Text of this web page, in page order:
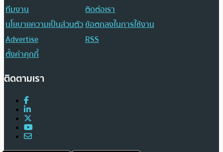
ทีมงาน
ติดต่อเรา
นโยบายความเป็นส่วนตัวข้อตกลงในการใช้งาน
Advertise
RSS
ตั้งค่าคุกกี้
ติดตามเรา